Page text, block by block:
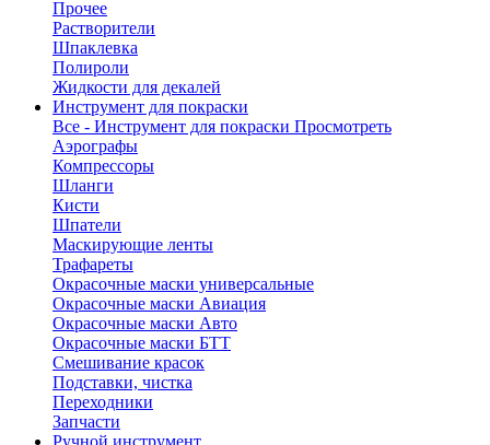
Прочее
Растворители
Шпаклевка
Полироли
Жидкости для декалей
Инструмент для покраски
Все - Инструмент для покраски Просмотреть
Аэрографы
Компрессоры
Шланги
Кисти
Шпатели
Маскирующие ленты
Трафареты
Окрасочные маски универсальные
Окрасочные маски Авиация
Окрасочные маски Авто
Окрасочные маски БТТ
Смешивание красок
Подставки, чистка
Переходники
Запчасти
Ручной инструмент